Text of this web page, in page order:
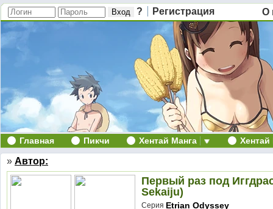
? Регистрация О
Главная Пикчи Хентай Манга
» Автор:
Первый раз под
Sekaiju)
Серия Etrian Odyssey